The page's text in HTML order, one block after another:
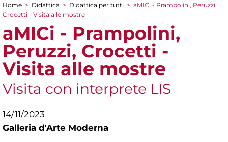
Tu sei qui
Home > Didattica > Didattica per tutti > aMICi - Prampolini, Peruzzi,
Crocetti - Visita alle mostre
aMICi - Prampolini,
Peruzzi, Crocetti -
Visita alle mostre
Visita con interprete LIS
14/11/2023
Galleria d'Arte Moderna